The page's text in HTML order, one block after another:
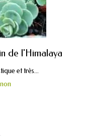
de l'Himalaya
et très...